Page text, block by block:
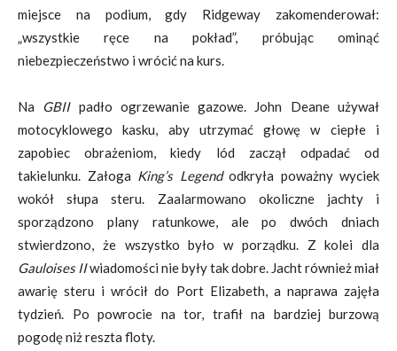
miejsce na podium, gdy Ridgeway zakomenderował:
„wszystkie ręce na pokład”, próbując ominąć
niebezpieczeństwo i wrócić na kurs.
Na GBIIpadło ogrzewanie gazowe. John Deane używał
motocyklowego kasku, aby utrzymać głowę w ciepłe i
zapobiec obrażeniom, kiedy lód zaczął odpadać od
takielunku. Załoga King’s Legendodkryła poważny wyciek
wokół słupa steru. Zaalarmowano okoliczne jachty i
sporządzono plany ratunkowe, ale po dwóch dniach
stwierdzono, że wszystko było w porządku. Z kolei dla
Gauloises IIwiadomości nie były tak dobre. Jacht również miał
awarię steru i wrócił do Port Elizabeth, a naprawa zajęła
tydzień. Po powrocie na tor, trafił na bardziej burzową
pogodę niż reszta floty.